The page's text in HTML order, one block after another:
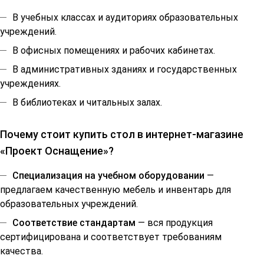
В учебных классах и аудиториях образовательных
учреждений.
В офисных помещениях и рабочих кабинетах.
В административных зданиях и государственных
учреждениях.
В библиотеках и читальных залах.
Почему стоит купить стол в интернет-магазине
«Проект Оснащение»?
Специализация на учебном оборудовании —
предлагаем качественную мебель и инвентарь для
образовательных учреждений.
Соответствие стандартам — вся продукция
сертифицирована и соответствует требованиям
качества.